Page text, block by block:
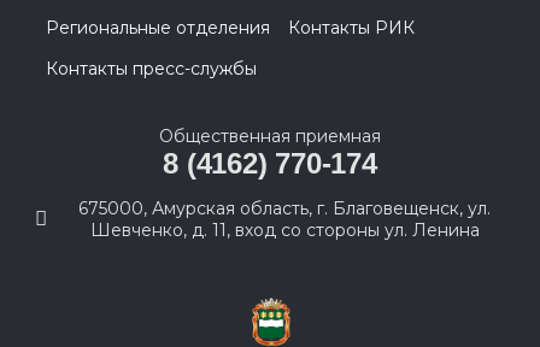
Региональные отделения
Контакты РИК
Контакты пресс-службы
Общественная приемная
8 (4162) 770-174
675000, Амурская область, г. Благовещенск, ул.
Шевченко, д. 11, вход со стороны ул. Ленина